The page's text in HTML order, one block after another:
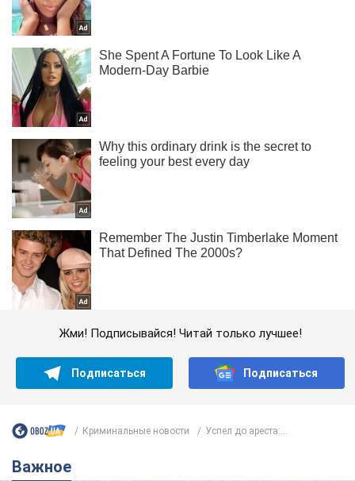
Жми! Подписывайся! Читай только лучшее!
Подписаться Подписаться
Криминальные новости Успел до ареста:...
Важное